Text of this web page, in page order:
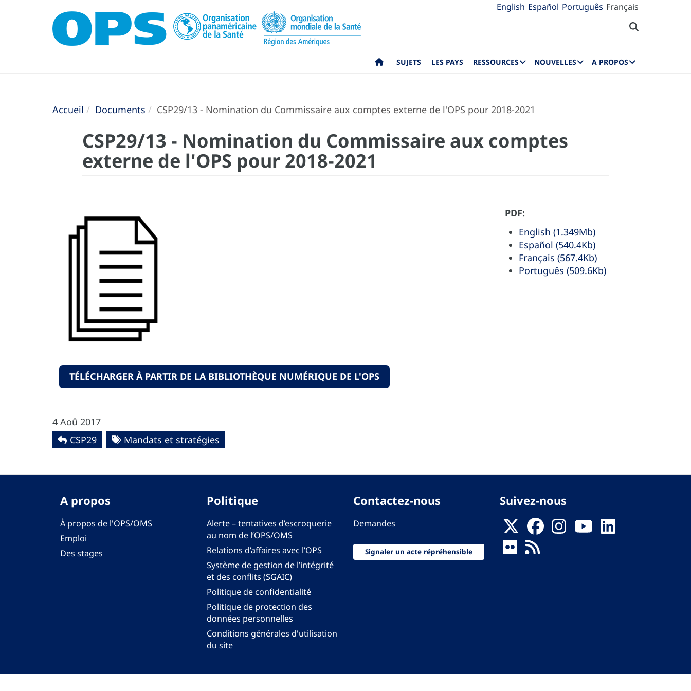
English Español Português Français
SUJETS LES PAYS RESSOURCES NOUVELLES A PROPOS
Accueil Documents CSP29/13 - Nomination du Commissaire aux comptes externe de l'OPS pour 2018-2021
CSP29/13 - Nomination du Commissaire aux comptes
externe de l'OPS pour 2018-2021
TÉLÉCHARGER À PARTIR DE LA BIBLIOTHÈQUE NUMÉRIQUE DE L'OPS
PDF:
English (1.349Mb)
Español (540.4Kb)
Français (567.4Kb)
Português (509.6Kb)
4 Aoû 2017
CSP29
Mandats et stratégies
A propos
À propos de l'OPS/OMS
Emploi
Des stages
Politique
Alerte – tentatives d’escroquerie
au nom de l’OPS/OMS
Relations d’affaires avec l’OPS
Système de gestion de l’intégrité
et des conflits (SGAIC)
Politique de confidentialité
Politique de protection des
données personnelles
Conditions générales d'utilisation
du site
Contactez-nous
Demandes
Signaler un acte répréhensible
Suivez-nous